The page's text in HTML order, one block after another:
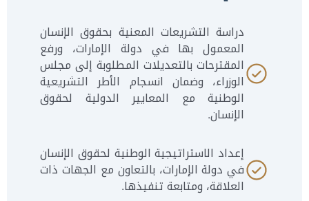
دراسة التشريعات المعنية بحقوق الإنسان
المعمول بها في دولة الإمارات، ورفع
المقترحات بالتعديلات المطلوبة إلى مجلس
الوزراء، وضمان انسجام الأطر التشريعية
الوطنية مع المعايير الدولية لحقوق
الإنسان.
إعداد الاستراتيجية الوطنية لحقوق الإنسان
في دولة الإمارات، بالتعاون مع الجهات ذات
العلاقة، ومتابعة تنفيذها.